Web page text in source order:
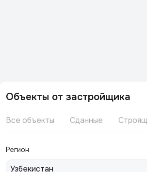
Объекты от застройщика
Все объекты Сданные
Регион
Узбекистан